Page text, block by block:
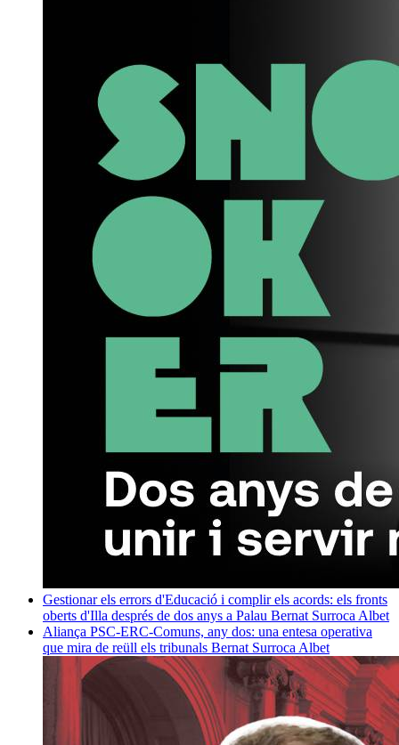
Gestionar els errors d'Educació i complir els acords: els fronts
oberts d'Illa després de dos anys a Palau Bernat Surroca Albet
Aliança PSC-ERC-Comuns, any dos: una entesa operativa
que mira de reüll els tribunals Bernat Surroca Albet